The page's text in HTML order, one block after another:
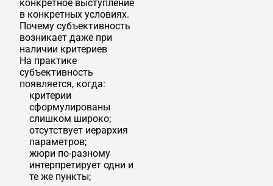
конкретное выступление
в конкретных условиях.
Почему субъективность
возникает даже при
наличии критериев
На практике
субъективность
появляется, когда:
критерии
сформулированы
слишком широко;
отсутствует иерархия
параметров;
жюри по-разному
интерпретирует одни и
те же пункты;